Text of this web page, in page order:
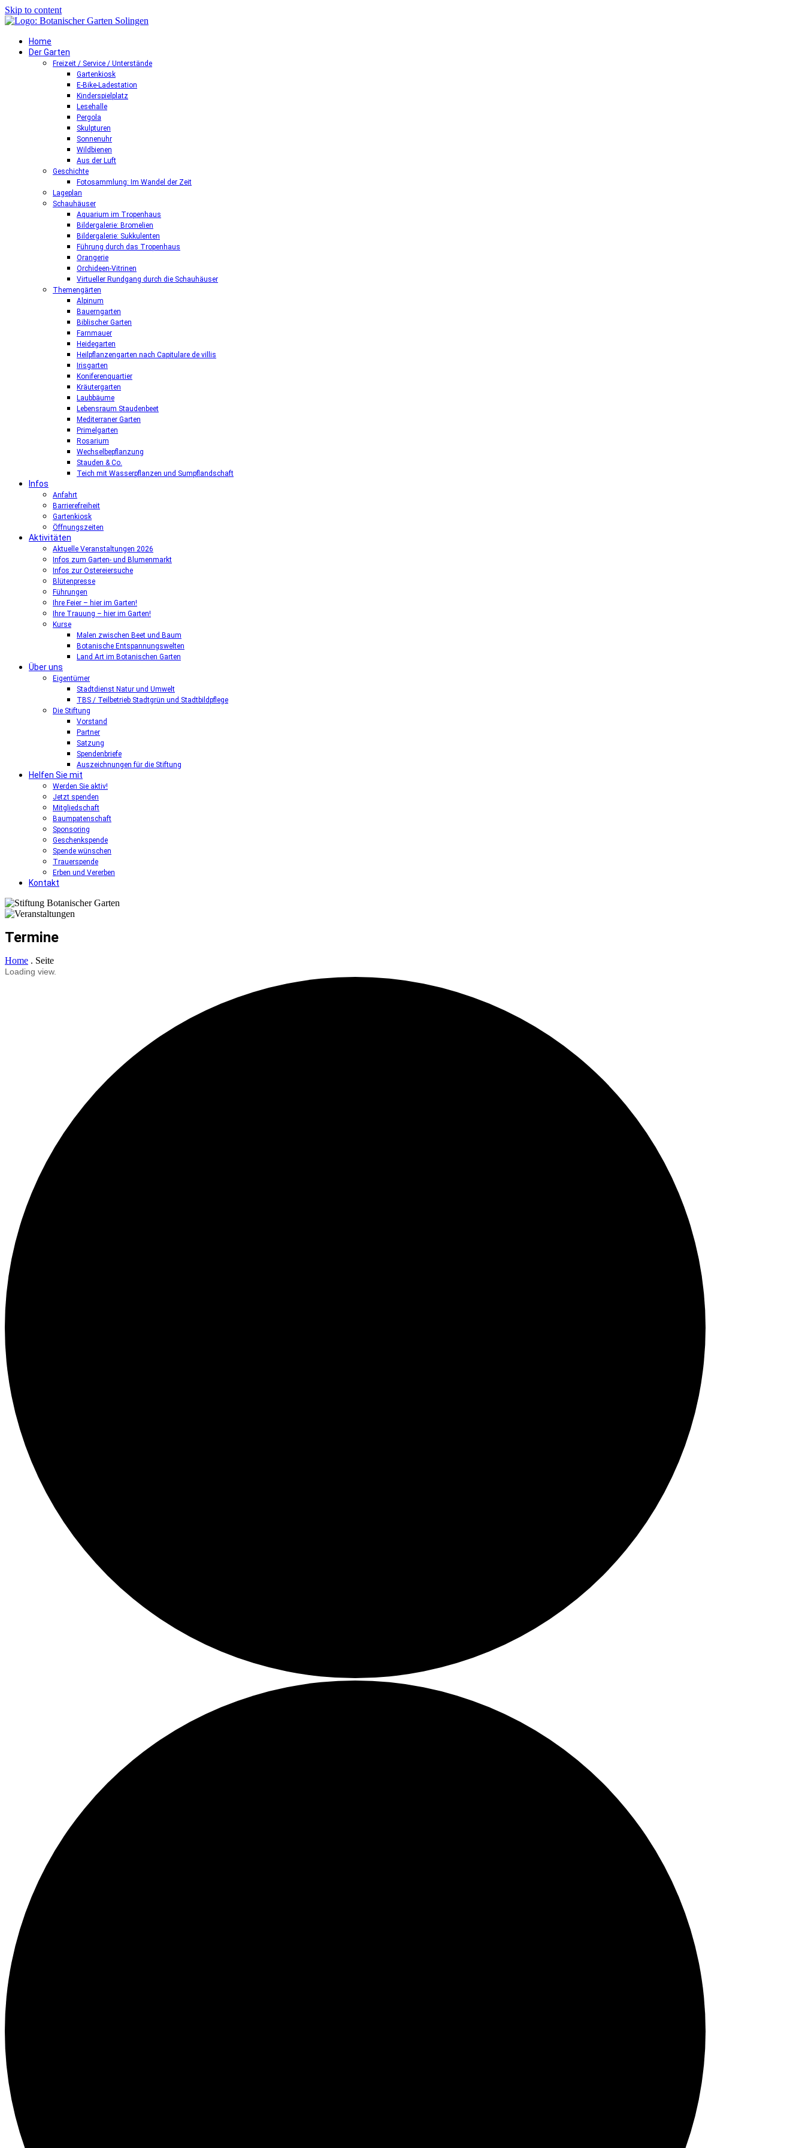
Skip to content
Home
Der Garten
Freizeit / Service / Unterstände
Gartenkiosk
E-Bike-Ladestation
Kinderspielplatz
Lesehalle
Pergola
Skulpturen
Sonnenuhr
Wildbienen
Aus der Luft
Geschichte
Fotosammlung: Im Wandel der Zeit
Lageplan
Schauhäuser
Aquarium im Tropenhaus
Bildergalerie: Bromelien
Bildergalerie: Sukkulenten
Führung durch das Tropenhaus
Orangerie
Orchideen-Vitrinen
Virtueller Rundgang durch die Schauhäuser
Themengärten
Alpinum
Bauerngarten
Biblischer Garten
Farnmauer
Heidegarten
Heilpflanzengarten nach Capitulare de villis
Irisgarten
Koniferenquartier
Kräutergarten
Laubbäume
Lebensraum Staudenbeet
Mediterraner Garten
Primelgarten
Rosarium
Wechselbepflanzung
Stauden & Co.
Teich mit Wasserpflanzen und Sumpflandschaft
Infos
Anfahrt
Barrierefreiheit
Gartenkiosk
Öffnungszeiten
Aktivitäten
Aktuelle Veranstaltungen 2026
Infos zum Garten- und Blumenmarkt
Infos zur Ostereiersuche
Blütenpresse
Führungen
Ihre Feier – hier im Garten!
Ihre Trauung – hier im Garten!
Kurse
Malen zwischen Beet und Baum
Botanische Entspannungswelten
Land Art im Botanischen Garten
Über uns
Eigentümer
Stadtdienst Natur und Umwelt
TBS / Teilbetrieb Stadtgrün und Stadtbildpflege
Die Stiftung
Vorstand
Partner
Satzung
Spendenbriefe
Auszeichnungen für die Stiftung
Helfen Sie mit
Werden Sie aktiv!
Jetzt spenden
Mitgliedschaft
Baumpatenschaft
Sponsoring
Geschenkspende
Spende wünschen
Trauerspende
Erben und Vererben
Kontakt
Termine
Home . Seite
Loading view.